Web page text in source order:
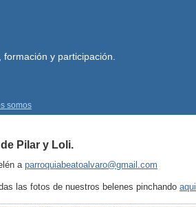
y participación.
somos
Pilar y Loli.
aparroquiabeatoalvaro@gmail.com
las fotos de nuestros belenes pinchandoaqui